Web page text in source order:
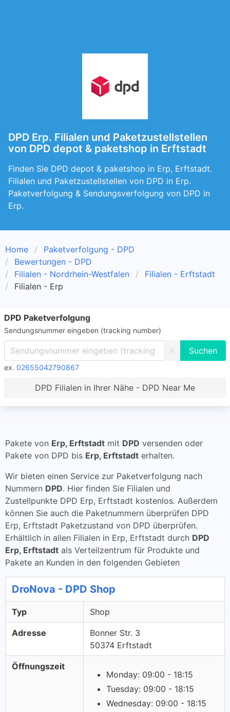
DPD Erp. Filialen und Paketzustellstellen
von DPD depot & paketshop in Erftstadt
Finden Sie DPD depot & paketshop in Erp, Erftstadt.
Filialen und Paketzustellstellen von DPD in Erp.
Paketverfolgung & Sendungsverfolgung von DPD in
Erp.
Home
Paketverfolgung - DPD
Bewertungen - DPD
Filialen - Nordrhein-Westfalen
Filialen - Erftstadt
Filialen - Erp
DPD Paketverfolgung
Sendungsnummer eingeben (tracking number)
X
ex. 02655042790867
DPD Filialen in Ihrer Nähe - DPD Near Me
Pakete von Erp, Erftstadt mit DPD versenden oder
Pakete von DPD bis Erp, Erftstadt erhalten.
Wir bieten einen Service zur Paketverfolgung nach
Nummern DPD. Hier finden Sie Filialen und
Zustellpunkte DPD Erp, Erftstadt kostenlos. Außerdem
können Sie auch die Paketnummern überprüfen DPD
Erp, Erftstadt Paketzustand von DPD überprüfen.
Erhältlich in allen Filialen in Erp, Erftstadt durch DPD
Erp, Erftstadt als Verteilzentrum für Produkte und
Pakete an Kunden in den folgenden Gebieten
DroNova - DPD Shop
Typ Shop
Adresse
Bonner Str. 3
50374 Erftstadt
Öffnungszeit
Monday: 09:00 - 18:15
Tuesday: 09:00 - 18:15
Wednesday: 09:00 - 18:15